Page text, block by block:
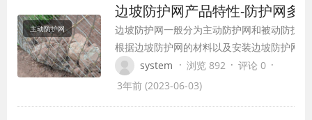
断拉力也可以达到1400MPa。所用材质均采
用热镀锌表面处理，有较强的抗腐蚀能力。
主动防护网
边坡防护网产品特性-防护网多
边坡防护网一般分为主动防护网和被动防护
根据边坡防护网的材料以及安装边坡防护网
来决定的。主动防护网价格比较便宜，一般
元/平方米左右。被动防护网的价格较贵，一
system · 浏览 892 · 评论 0 ·
3年前 (2023-06-03)